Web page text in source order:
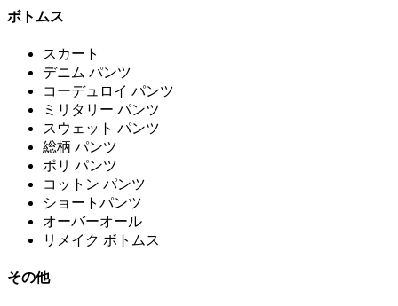
ボトムス
スカート
デニム パンツ
コーデュロイ パンツ
ミリタリー パンツ
スウェット パンツ
総柄 パンツ
ポリ パンツ
コットン パンツ
ショートパンツ
オーバーオール
リメイク ボトムス
その他